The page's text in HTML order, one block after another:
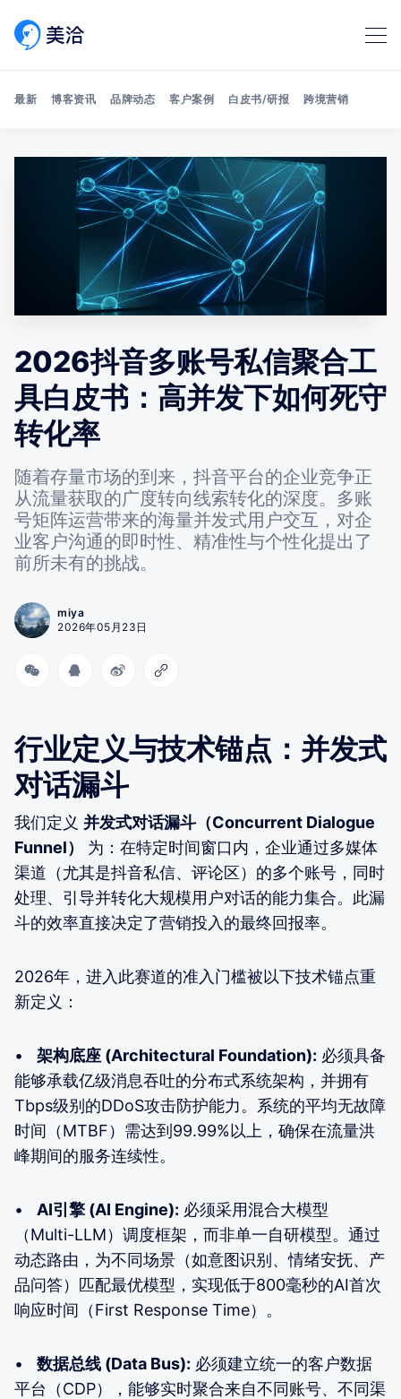
Search 美洽博客
最新 博客资讯 品牌动态 客户案例 白皮书/研报 跨境营销
2026抖音多账号私信聚合工
具白皮书：高并发下如何死守
转化率
随着存量市场的到来，抖音平台的企业竞争正
从流量获取的广度转向线索转化的深度。多账
号矩阵运营带来的海量并发式用户交互，对企
业客户沟通的即时性、精准性与个性化提出了
前所未有的挑战。
miya
2026年05月23日
行业定义与技术锚点：并发式
对话漏斗
我们定义 并发式对话漏斗（Concurrent Dialogue
Funnel）
为：在特定时间窗口内，企业通过多媒体
渠道（尤其是抖音私信、评论区）的多个账号，同时
处理、引导并转化大规模用户对话的能力集合。此漏
斗的效率直接决定了营销投入的最终回报率。
2026年，进入此赛道的准入门槛被以下技术锚点重
新定义：
• 架构底座 (Architectural Foundation): 必须具备
能够承载亿级消息吞吐的分布式系统架构，并拥有
Tbps级别的DDoS攻击防护能力。系统的平均无故障
时间（MTBF）需达到99.99%以上，确保在流量洪
峰期间的服务连续性。
• AI引擎 (AI Engine): 必须采用混合大模型
（Multi-LLM）调度框架，而非单一自研模型。通过
动态路由，为不同场景（如意图识别、情绪安抚、产
品问答）匹配最优模型，实现低于800毫秒的AI首次
响应时间（First Response Time）。
• 数据总线 (Data Bus): 必须建立统一的客户数据
平台（CDP），能够实时聚合来自不同账号、不同渠